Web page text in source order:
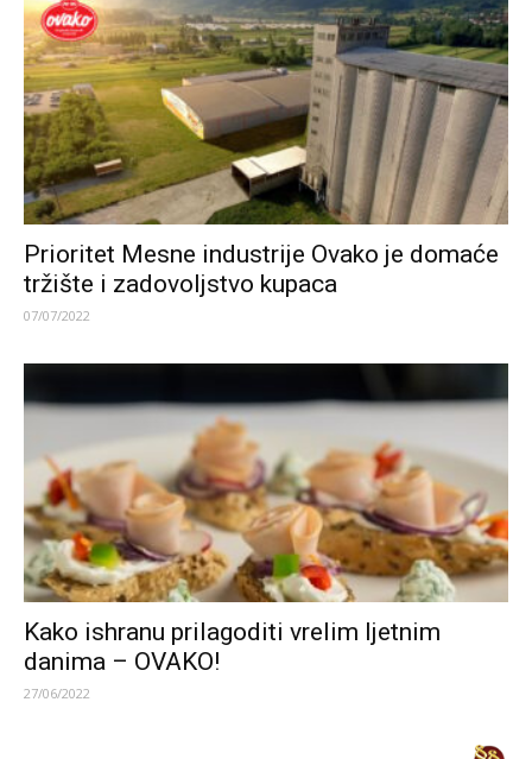
Prioritet Mesne industrije Ovako je domaće
tržište i zadovoljstvo kupaca
07/07/2022
Kako ishranu prilagoditi vrelim ljetnim
danima – OVAKO!
27/06/2022